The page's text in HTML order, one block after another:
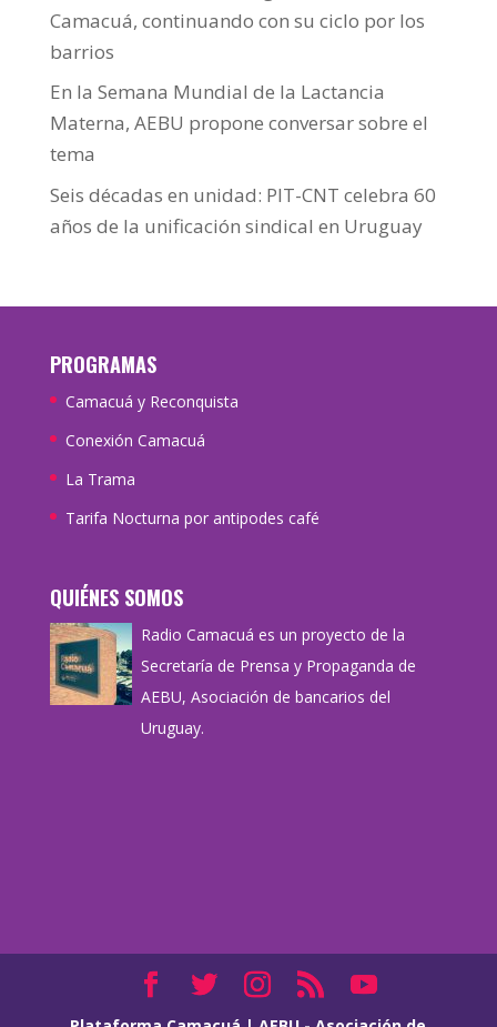
Camacuá, continuando con su ciclo por los
barrios
En la Semana Mundial de la Lactancia
Materna, AEBU propone conversar sobre el
tema
Seis décadas en unidad: PIT-CNT celebra 60
años de la unificación sindical en Uruguay
PROGRAMAS
Camacuá y Reconquista
Conexión Camacuá
La Trama
Tarifa Nocturna por antipodes café
QUIÉNES SOMOS
Radio Camacuá es un proyecto de la
Secretaría de Prensa y Propaganda de
AEBU, Asociación de bancarios del
Uruguay.